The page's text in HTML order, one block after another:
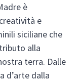
è
e
siciliane che
alla
terra. Dalle
d’arte dalla